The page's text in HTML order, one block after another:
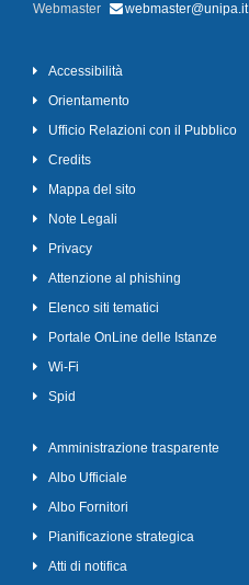
Webmaster
webmaster@unipa.it
Accessibilità
Orientamento
Ufficio Relazioni con il Pubblico
Credits
Mappa del sito
Note Legali
Privacy
Attenzione al phishing
Elenco siti tematici
Portale OnLine delle Istanze
Wi-Fi
Spid
Amministrazione trasparente
Albo Ufficiale
Albo Fornitori
Pianificazione strategica
Atti di notifica